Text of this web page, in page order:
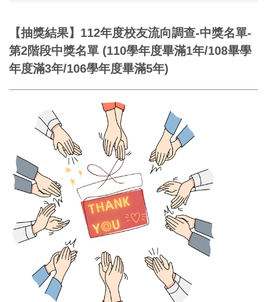
【抽獎結果】112年度校友流向調查-中獎名單-
第2階段中獎名單 (110學年度畢滿1年/108畢學
年度滿3年/106學年度畢滿5年)